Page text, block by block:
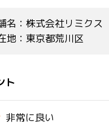
名：株式会社リミクス
地：東京都荒川区
ト
非常に良い